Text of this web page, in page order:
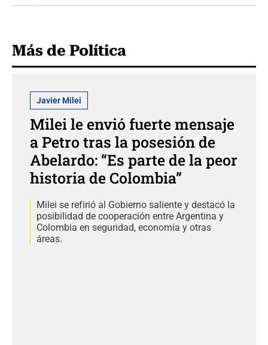
Más de Política
Javier Milei
Milei le envió fuerte mensaje
a Petro tras la posesión de
Abelardo: “Es parte de la peor
historia de Colombia”
Milei se refirió al Gobierno saliente y destacó la
posibilidad de cooperación entre Argentina y
Colombia en seguridad, economía y otras
áreas.